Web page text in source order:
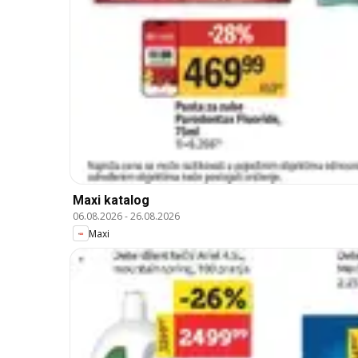
Maxi katalog
06.08.2026-26.08.2026
Maxi